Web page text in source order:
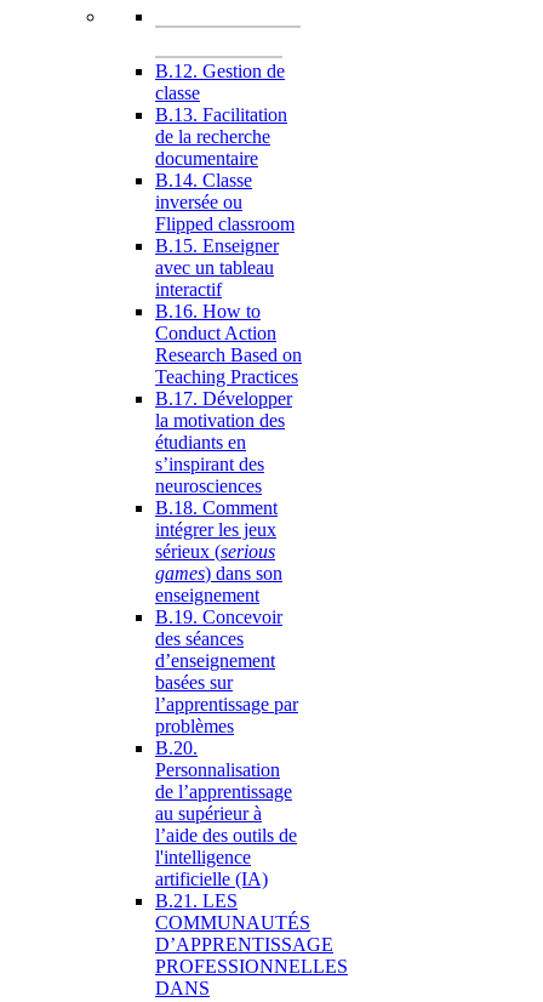
B.12. Gestion de
classe
B.13. Facilitation
de la recherche
documentaire
B.14. Classe
inversée ou
Flipped classroom
B.15. Enseigner
avec un tableau
interactif
B.16. How to
Conduct Action
Research Based on
Teaching Practices
B.17. Développer
la motivation des
étudiants en
s’inspirant des
neurosciences
B.18. Comment
intégrer les jeux
sérieux (serious
games) dans son
enseignement
B.19. Concevoir
des séances
d’enseignement
basées sur
l’apprentissage par
problèmes
B.20.
Personnalisation
de l’apprentissage
au supérieur à
l’aide des outils de
l'intelligence
artificielle (IA)
B.21. LES
COMMUNAUTÉS
D’APPRENTISSAGE
PROFESSIONNELLES
DANS